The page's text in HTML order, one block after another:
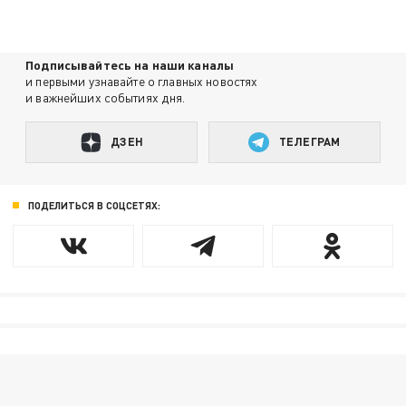
Подписывайтесь на наши каналы
и первыми узнавайте о главных новостях
и важнейших событиях дня.
ДЗЕН ТЕЛЕГРАМ
ПОДЕЛИТЬСЯ В СОЦСЕТЯХ: